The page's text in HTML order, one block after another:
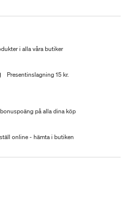
i alla våra butiker
Presentinslagning 15 kr.
på alla dina köp
online - hämta i butiken